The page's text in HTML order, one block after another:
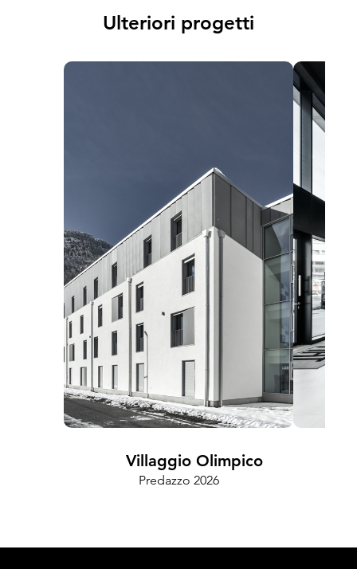
Ulteriori progetti
Villaggio Olimpico
Predazzo 2026